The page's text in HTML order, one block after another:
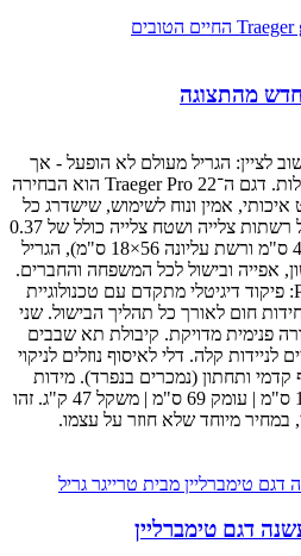
לציין: הגריל מעולם לא הופעל - אך
דגם ה־Traeger Pro 22 הוא הבחירה
אמין ונוח לשימוש, שישדרג כל
עם שתי קומות של רשתות צלייה ושטח צלייה כולל של 0.37
מ"ר (רשת תחתונה בגודל 56×48 ס"מ ורשת עליונה 56×18 ס"מ), הגריל
אפייה ובישול לכל המשפחה והחברים.
פיקוד דיגיטלי מתקדם עם טכנולוגיית
שני
פנימית מדויקת. קיבולת תא שבבים
לניידות קלה. דלי לאיסוף נוזלים לניקוי
ותחתון (נמכרים בנפרד). מידות
זהו
במחיר מיוחד שלא חוזר על עצמו.
דגם טימברליין